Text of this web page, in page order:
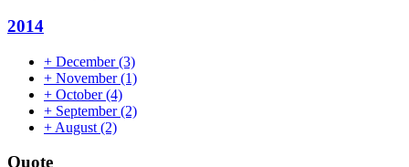
2014
+ December(3)
+ November(1)
+ October(4)
+ September(2)
+ August (2)
Quote